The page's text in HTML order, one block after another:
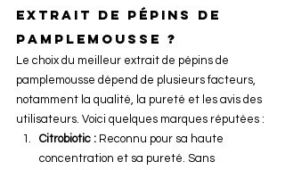
extrait de pépins de
pamplemousse ?
Le choix du meilleur extrait de pépins de
pamplemousse dépend de plusieurs facteurs,
notamment la qualité, la pureté et les avis des
utilisateurs. Voici quelques marques réputées :
Citrobiotic : Reconnu pour sa haute
concentration et sa pureté. Sans